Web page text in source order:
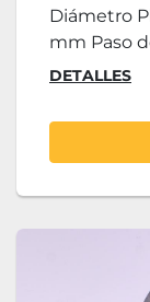
Diámetro
mm Paso
DETALLES